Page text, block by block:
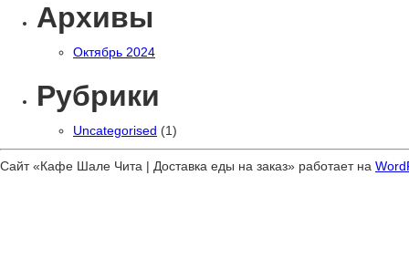
Архивы
Октябрь 2024
Рубрики
Uncategorised (1)
Сайт «Кафе Шале Чита | Доставка еды на заказ» работает на